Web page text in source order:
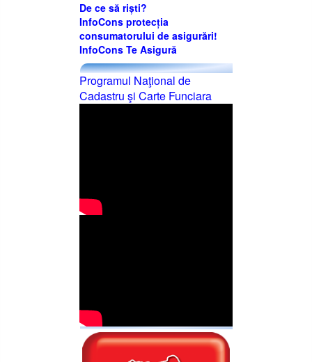
De ce să riști?
InfoCons protecția
consumatorului de asigurări!
InfoCons Te Asigură
Programul Naţional de
Cadastru şi Carte Funciara